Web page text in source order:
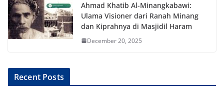
Ahmad Khatib Al-Minangkabawi:
Ulama Visioner dari Ranah Minang
dan Kiprahnya di Masjidil Haram
December 20, 2025
Recent Posts